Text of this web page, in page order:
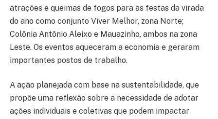
atrações e queimas de fogos para as festas da virada
do ano como conjunto Viver Melhor, zona Norte;
Colônia Antônio Aleixo e Mauazinho, ambos na zona
Leste. Os eventos aqueceram a economia e geraram
importantes postos de trabalho.
A ação planejada com base na sustentabilidade, que
propõe uma reflexão sobre a necessidade de adotar
ações individuais e coletivas que podem impactar